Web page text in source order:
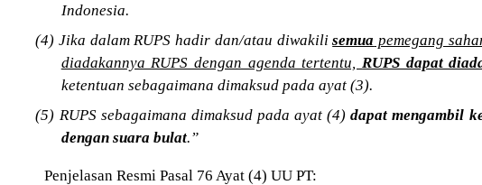
Indonesia.
(4) Jika dalam RUPS hadir dan/atau diwakilisemua pemegang
diadakannya RUPS dengan agenda tertentu,RUPS dapat
ketentuan sebagaimana dimaksud pada ayat (3).
(5) RUPS sebagaimana dimaksud pada ayat (4)dapat mengambil
dengan suara bulat.”
Penjelasan Resmi Pasal 76 Ayat (4) UU PT: